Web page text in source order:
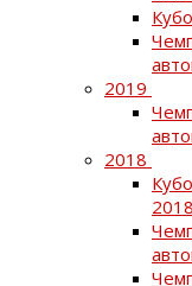
2019
2018
2018